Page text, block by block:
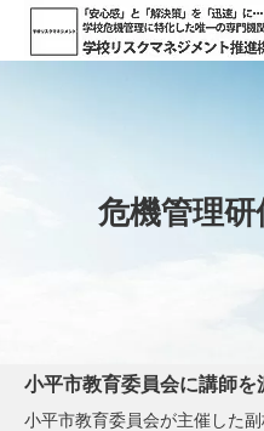
危機管理
小平市教育委員会に講師を
小平市教育委員会が主催した